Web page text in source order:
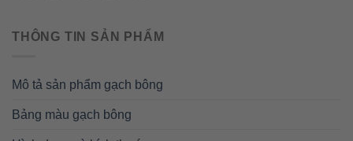
THÔNG TIN SẢN PHẨM
Mô tả sản phẩm gạch bông
Bảng màu gạch bông